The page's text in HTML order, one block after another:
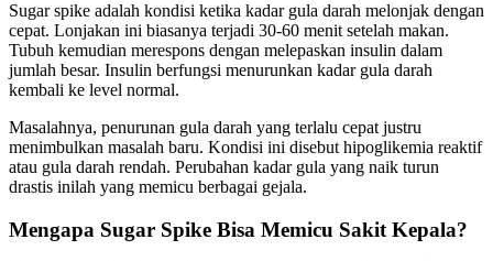
Sugar spike adalah kondisi ketika kadar gula darah melonjak dengan
cepat. Lonjakan ini biasanya terjadi 30-60 menit setelah makan.
Tubuh kemudian merespons dengan melepaskan insulin dalam
jumlah besar. Insulin berfungsi menurunkan kadar gula darah
kembali ke level normal.
Masalahnya, penurunan gula darah yang terlalu cepat justru
menimbulkan masalah baru. Kondisi ini disebut hipoglikemia reaktif
atau gula darah rendah. Perubahan kadar gula yang naik turun
drastis inilah yang memicu berbagai gejala.
Mengapa Sugar Spike Bisa Memicu Sakit Kepala?